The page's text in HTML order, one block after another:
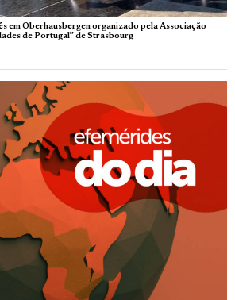
em Oberhausbergen organizado pela Associação
de Portugal” de Strasbourg